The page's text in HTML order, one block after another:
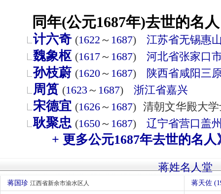
同年(公元1687年)去世的名
计六奇 (1622 ～ 1687) 江苏省无锡惠
魏象枢 (1617～ 1687) 河北省张家口
孙枝蔚 (1620～ 1687) 陕西省咸阳三
周筼 (1623 ～ 1687) 浙江省嘉兴
宋德宜 (1626～ 1687) 清朝文华殿大
耿聚忠 (1650～ 1687) 辽宁省营口盖
+ 更多公元1687年去世的名人
蒋姓名人堂
蒋国珍 江西省新余市渝水区人 蒋天佐